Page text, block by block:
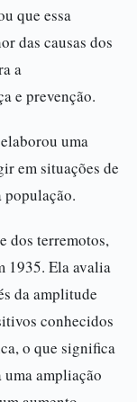
que essa
das causas dos
a
e prevenção.
uma
em situações de
população.
dos terremotos,
1935. Ela avalia
da amplitude
conhecidos
o que significa
uma ampliação